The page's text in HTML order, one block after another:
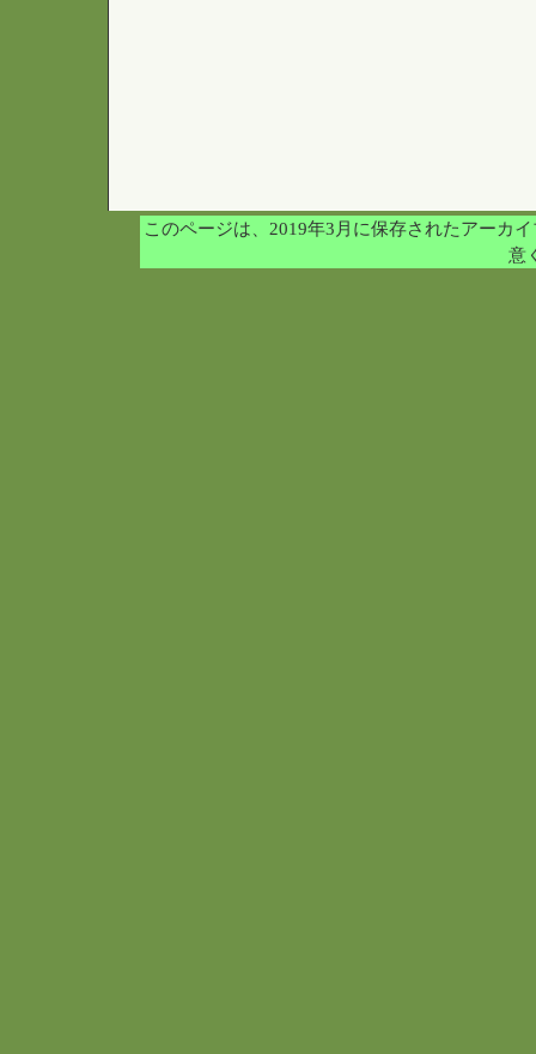
このページは、2019年3月に保存されたアーカ
意